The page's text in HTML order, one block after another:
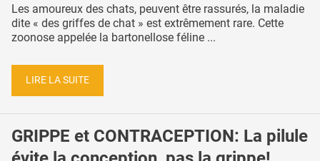
Les amoureux des chats, peuvent être rassurés, la maladie
dite « des griffes de chat » est extrêmement rare. Cette
zoonose appelée la bartonellose féline ...
LIRE LA SUITE
GRIPPE et CONTRACEPTION: La pilule